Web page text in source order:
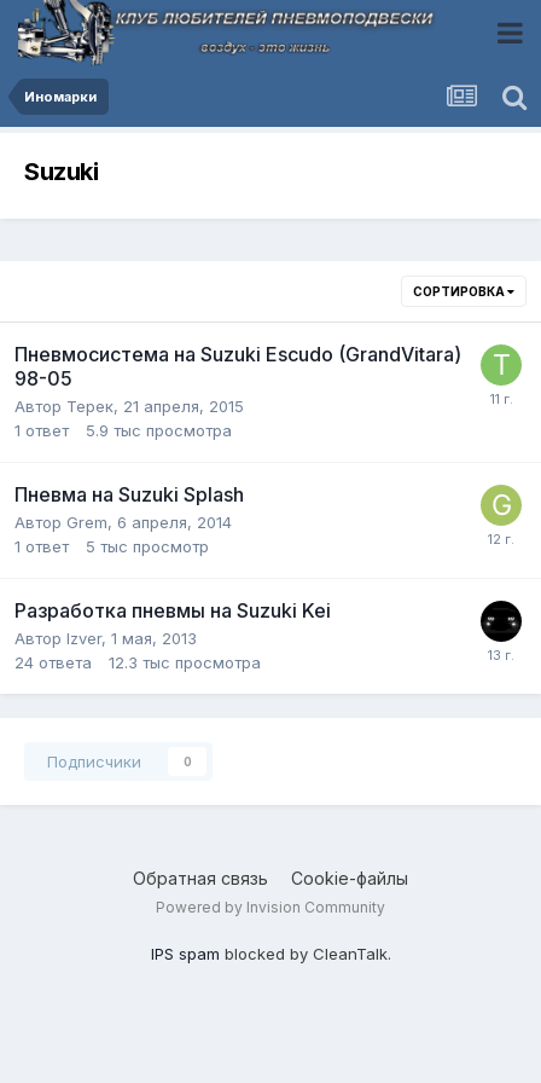
Иномарки
Suzuki
СОРТИРОВКА
Пневмосистема на Suzuki Escudo (GrandVitara)
98-05
Автор Терек, 21 апреля, 2015
1 ответ 5.9 тыс просмотра
Пневма на Suzuki Splash
Автор Grem, 6 апреля, 2014
1 ответ 5 тыс просмотр
Разработка пневмы на Suzuki Kei
Автор Izver, 1 мая, 2013
24 ответа 12.3 тыс просмотра
Подписчики 0
Обратная связь Cookie-файлы
Powered by Invision Community
IPS spam blocked by CleanTalk.